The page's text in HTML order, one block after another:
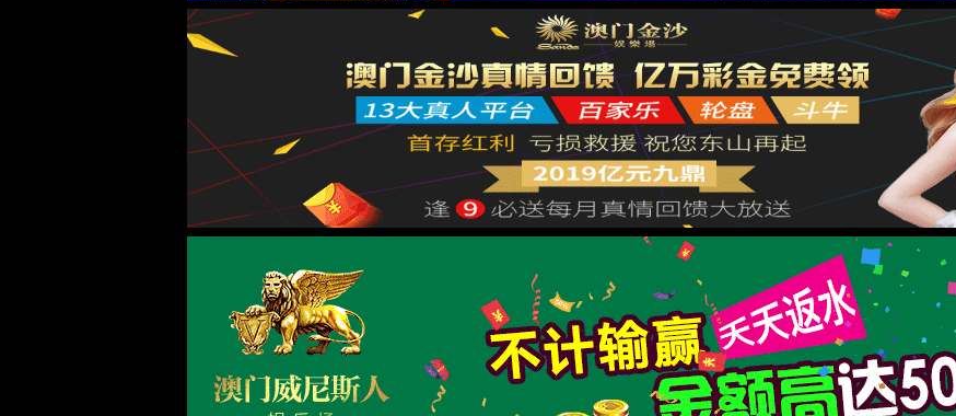
对不起, 您访问的资源不存在